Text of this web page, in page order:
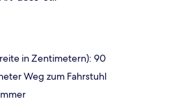
in Zentimetern): 90
Weg zum Fahrstuhl